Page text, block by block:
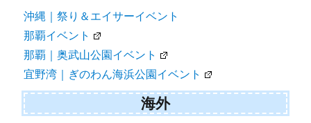
沖縄｜祭り＆エイサーイベント
那覇イベント
那覇｜奥武山公園イベント
宜野湾｜ぎのわん海浜公園イベント
海外